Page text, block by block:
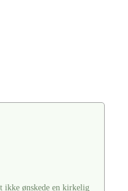
ikke ønskede en kirkelig